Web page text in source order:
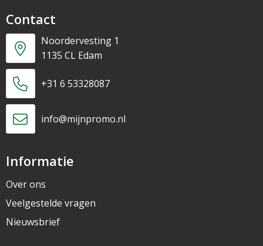
Contact
Noordervesting 1
1135 CL Edam
+31 6 53328087
info@mijnpromo.nl
Informatie
Over ons
Veelgestelde vragen
Nieuwsbrief